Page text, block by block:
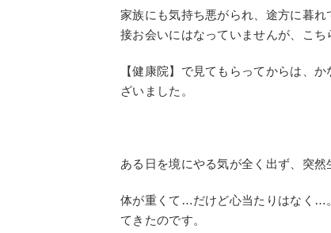
家族にも気持ち悪がられ、途方に暮
接お会いにはなっていませんが、こち
【健康院】で見てもらってからは、
ざいました。
ある日を境にやる気が全く出ず、突然
体が重くて…だけど心当たりはなく…
てきたのです。